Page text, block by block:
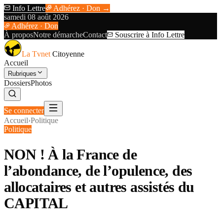
Info Lettre
Adhérez · Don →
samedi 08 août 2026
Adhérez · Don
À proposNotre démarcheContact Souscrire à Info Lettre
La Tvnet Citoyenne
Accueil
Rubriques
DossiersPhotos
Se connecter
Accueil›Politique
Politique
NON ! À la France de
l’abondance, de l’opulence, des
allocataires et autres assistés du
CAPITAL